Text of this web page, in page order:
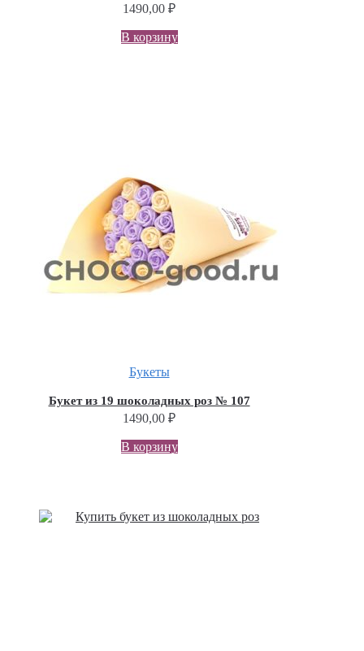
1490,00₽
В корзину
Букеты
Букет из 19 шоколадных роз № 107
1490,00₽
В корзину